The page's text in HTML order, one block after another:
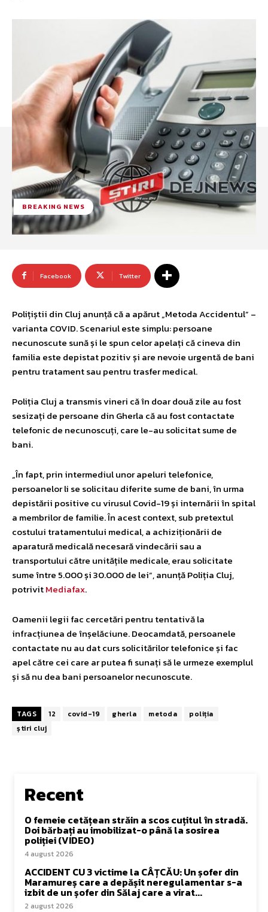
BREAKING NEWS
Facebook Twitter
Polițiștii din Cluj anunță că a apărut „Metoda Accidentul” –
varianta COVID. Scenariul este simplu: persoane
necunoscute sună și le spun celor apelați că cineva din
familia este depistat pozitiv și are nevoie urgentă de bani
pentru tratament sau pentru trasfer medical.
Poliția Cluj a transmis vineri că în doar două zile au fost
sesizați de persoane din Gherla că au fost contactate
telefonic de necunoscuți, care le-au solicitat sume de
bani.
„În fapt, prin intermediul unor apeluri telefonice,
persoanelor li se solicitau diferite sume de bani, în urma
depistării positive cu virusul Covid-19 și internării în spital
a membrilor de familie. În acest context, sub pretextul
costului tratamentului medical, a achiziționării de
aparatură medicală necesară vindecării sau a
transportului către unitățile medicale, erau solicitate
sume între 5.000 și 30.000 de lei”, anunță Poliția Cluj,
potrivitMediafax.
Oamenii legii fac cercetări pentru tentativă la
infracțiunea de înșelăciune. Deocamdată, persoanele
contactate nu au dat curs solicitărilor telefonice și fac
apel către cei care ar putea fi sunați să le urmeze exemplul
și să nu dea bani persoanelor necunoscute.
TAGS 12 covid-19 gherla metoda
poliția
știri cluj
Recent
O femeie cetățean străin a scos cuțitul în stradă.
Doi bărbați au imobilizat-o până la sosirea
poliției (VIDEO)
4 august 2026
ACCIDENT CU 3 victime la CÂȚCĂU: Un șofer din
Maramureș care a depășit neregulamentar s-a
izbit de un șofer din Sălaj care a virat...
2 august 2026